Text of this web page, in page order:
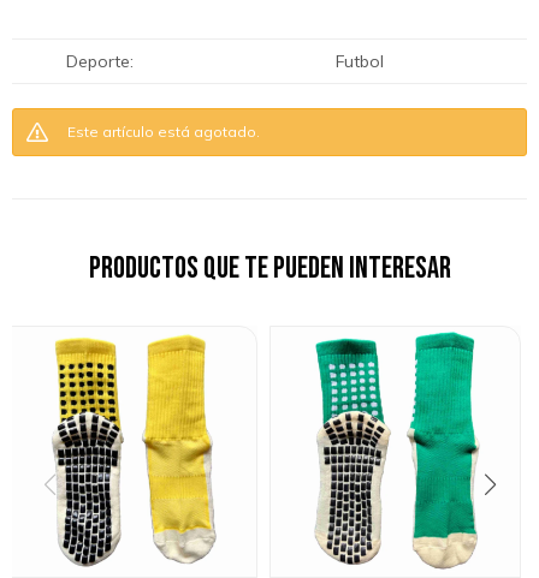
Deporte Futbol
Este artí­culo está agotado.
Productos que te pueden interesar